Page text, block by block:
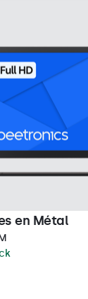
en Métal